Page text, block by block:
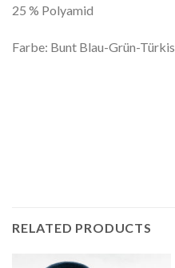
25 % Polyamid
Farbe: Bunt Blau-Grün-Türkis
RELATED PRODUCTS